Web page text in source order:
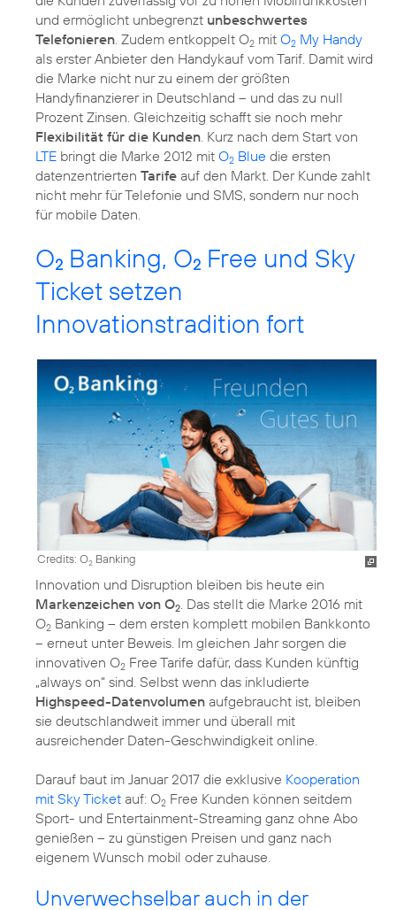
und ermöglicht unbegrenzt unbeschwertes
Telefonieren . Zudem entkoppelt O2 mit O2 My Handy
als erster Anbieter den Handykauf vom Tarif. Damit wird
die Marke nicht nur zu einem der größten
Handyfinanzierer in Deutschland – und das zu null
Prozent Zinsen. Gleichzeitig schafft sie noch mehr
Flexibilität für die Kunden . Kurz nach dem Start von
LTE bringt die Marke 2012 mit O2 Blue die ersten
datenzentrierten Tarife auf den Markt. Der Kunde zahlt
nicht mehr für Telefonie und SMS, sondern nur noch
für mobile Daten.
O2 Banking, O2 Free und Sky
Ticket setzen
Innovationstradition fort
Credits: O2 Banking
Innovation und Disruption bleiben bis heute ein
Markenzeichen von O2. Das stellt die Marke 2016 mit
O2 Banking – dem ersten komplett mobilen Bankkonto
– erneut unter Beweis. Im gleichen Jahr sorgen die
innovativen O2 Free Tarife dafür, dass Kunden künftig
„always on“ sind. Selbst wenn das inkludierte
Highspeed-Datenvolumen aufgebraucht ist, bleiben
sie deutschlandweit immer und überall mit
ausreichender Daten-Geschwindigkeit online.
Darauf baut im Januar 2017 die exklusive Kooperation
mit Sky Ticket auf: O2 Free Kunden können seitdem
Sport- und Entertainment-Streaming ganz ohne Abo
genießen – zu günstigen Preisen und ganz nach
eigenem Wunsch mobil oder zuhause.
Unverwechselbar auch in der